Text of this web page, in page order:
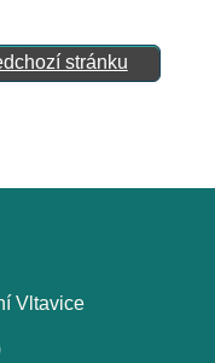
stránku
Vltavice